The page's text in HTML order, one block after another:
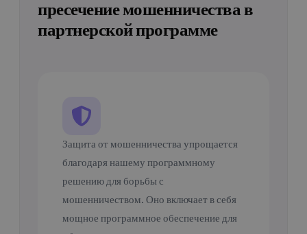
пресечение мошенничества в
партнерской программе
Защита от мошенничества упрощается
благодаря нашему программному
решению для борьбы с
мошенничеством. Оно включает в себя
мощное программное обеспечение для